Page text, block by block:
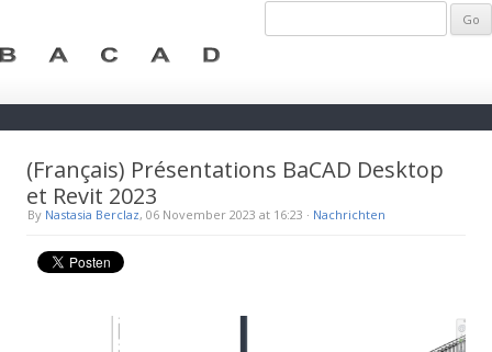
(Français) Présentations BaCAD Desktop
et Revit 2023
By Nastasia Berclaz, 06 November 2023 at 16:23 · Nachrichten